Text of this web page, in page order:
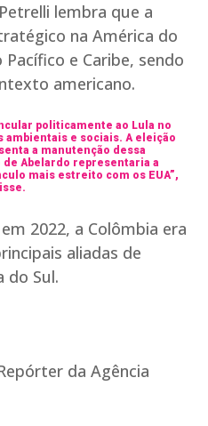
lembra que a
na América do
e Caribe, sendo
americano.
politicamente ao Lula no
e sociais. A eleição
a manutenção dessa
Abelardo representaria a
mais estreito com os EUA”,
2022, a Colômbia era
aliadas de
do Sul.
da Agência